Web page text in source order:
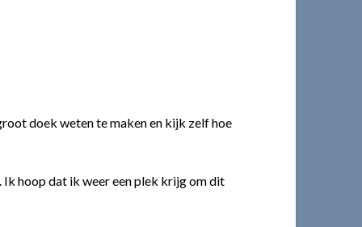
doek weten te maken en kijk zelf hoe
hoop dat ik weer een plek krijg om dit